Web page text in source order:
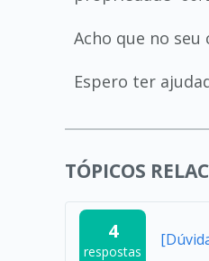
Acho que no seu
Espero ter
TÓPICOS
4
respostas